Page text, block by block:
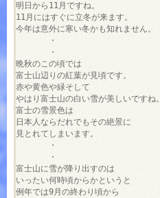
明日から11月ですね。
11月にはすぐに立冬が来ます。
今年は意外に寒い冬かも知れません。
・
・
晩秋のこの頃では
富士山辺りの紅葉が見頃です。
赤や黄色や緑そして
やはり富士山の白い雪が美しいですね。
富士の雪景色は
日本人ならだれでもその絶景に
見とれてしまいます。
・
・
富士山に雪が降り出すのは
いったい何時頃からかというと
例年では9月の終わり頃から